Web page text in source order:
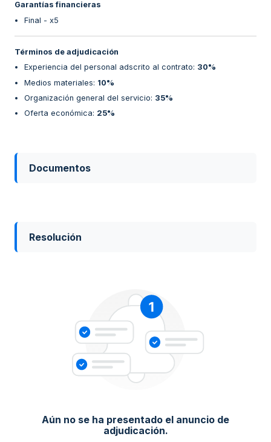
Garantías financieras
Final - x5
Términos de adjudicación
Experiencia del personal adscrito al contrato: 30%
Medios materiales: 10%
Organización general del servicio: 35%
Oferta económica: 25%
Documentos
Resolución
Aún no se ha presentado el anuncio de
adjudicación.